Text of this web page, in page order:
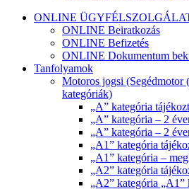
ONLINE
ONLINE Beiratkozás
ONLINE Befizetés
ONLINE Dokumentum
Tanfolyamok
Motoros jogsi
kategóriák)
„A” kategória
„A” kategória – 2
„A” kategória – 2
„A1” kategória
„A1” kategória –
„A2” kategória
„A2” kategória „A1”